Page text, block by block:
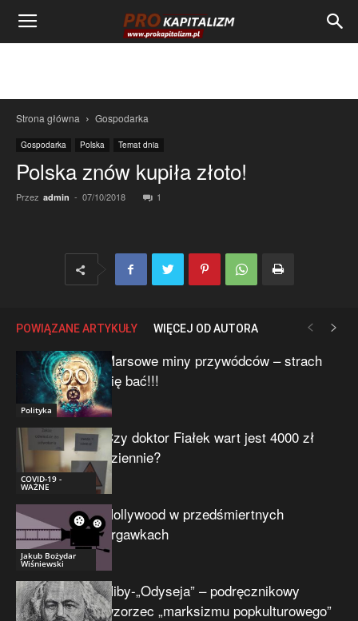
Strona główna Gospodarka
Gospodarka Polska Temat dnia
Polska znów kupiła złoto!
Przez admin - 07/10/2018 1
POWIĄZANE ARTYKUŁY WIĘCEJ OD AUTORA
Polityka
Marsowe miny przywódców – strach
się bać!!!
COVID-19 -
WAŻNE
Czy doktor Fiałek wart jest 4000 zł
dziennie?
Jakub Bożydar
Wiśniewski
Hollywood w przedśmiertnych
drgawkach
Niby-„Odyseja” – podręcznikowy
wzorzec „marksizmu popkulturowego”